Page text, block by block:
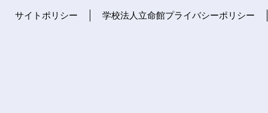
サイトポリシー 学校法人立命館プライバシーポリシー